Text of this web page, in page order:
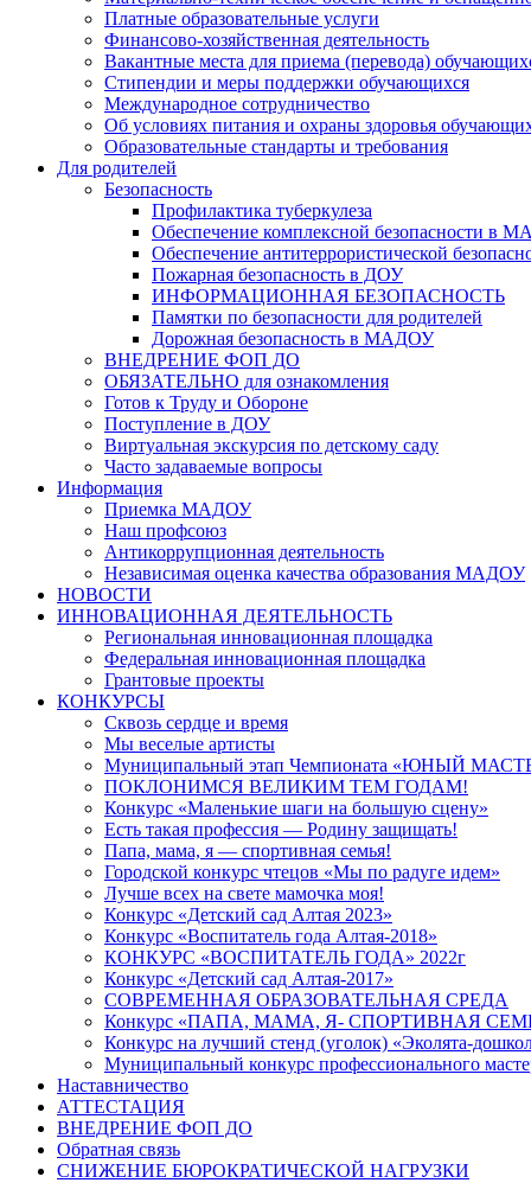
Платные образовательные услуги
Финансово-хозяйственная деятельность
Вакантные места для приема (перевода)
Стипендии и меры поддержки обучающихся
Международное сотрудничество
Об условиях питания и охраны здоровья
Образовательные стандарты и требования
Для родителей
Безопасность
Профилактика туберкулеза
Обеспечение комплексной безопасности в
Обеспечение антитеррористической
Пожарная безопасность в ДОУ
ИНФОРМАЦИОННАЯ БЕЗОПАСНОСТЬ
Памятки по безопасности для родителей
Дорожная безопасность в МАДОУ
ВНЕДРЕНИЕ ФОП ДО
ОБЯЗАТЕЛЬНО для ознакомления
Готов к Труду и Обороне
Поступление в ДОУ
Виртуальная экскурсия по детскому саду
Часто задаваемые вопросы
Информация
Приемка МАДОУ
Наш профсоюз
Антикоррупционная деятельность
Независимая оценка качества образования МАДОУ
НОВОСТИ
ИННОВАЦИОННАЯ ДЕЯТЕЛЬНОСТЬ
Региональная инновационная площадка
Федеральная инновационная площадка
Грантовые проекты
КОНКУРСЫ
Сквозь сердце и время
Мы веселые артисты
Муниципальный этап Чемпионата «ЮНЫЙ
ПОКЛОНИМСЯ ВЕЛИКИМ ТЕМ ГОДАМ!
Конкурс «Маленькие шаги на большую сцену»
Есть такая профессия — Родину защищать!
Папа, мама, я — спортивная семья!
Городской конкурс чтецов «Мы по радуге идем»
Лучше всех на свете мамочка моя!
Конкурс «Детский сад Алтая 2023»
Конкурс «Воспитатель года Алтая-2018»
КОНКУРС «ВОСПИТАТЕЛЬ ГОДА» 2022г
Конкурс «Детский сад Алтая-2017»
СОВРЕМЕННАЯ ОБРАЗОВАТЕЛЬНАЯ СРЕДА
Конкурс «ПАПА, МАМА, Я- СПОРТИВНАЯ
Конкурс на лучший стенд (уголок) «Эколята-
Муниципальный конкурс профессионального
Наставничество
АТТЕСТАЦИЯ
ВНЕДРЕНИЕ ФОП ДО
Обратная связь
СНИЖЕНИЕ БЮРОКРАТИЧЕСКОЙ НАГРУЗКИ